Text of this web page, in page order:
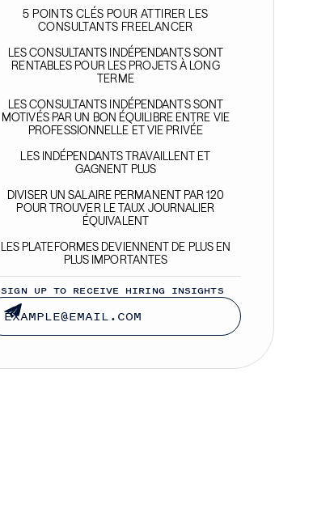
5 POINTS CLÉS POUR ATTIRER LES
CONSULTANTS FREELANCER
LES CONSULTANTS INDÉPENDANTS SONT
RENTABLES POUR LES PROJETS À LONG
TERME
LES CONSULTANTS INDÉPENDANTS SONT
MOTIVÉS PAR UN BON ÉQUILIBRE ENTRE VIE
PROFESSIONNELLE ET VIE PRIVÉE
LES INDÉPENDANTS TRAVAILLENT ET
GAGNENT PLUS
DIVISER UN SALAIRE PERMANENT PAR 120
POUR TROUVER LE TAUX JOURNALIER
ÉQUIVALENT
LES PLATEFORMES DEVIENNENT DE PLUS EN
PLUS IMPORTANTES
SIGN UP TO RECEIVE HIRING INSIGHTS